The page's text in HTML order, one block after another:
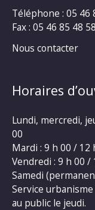
Téléphone : 05 46
Fax : 05 46 85 48 58
Nous contacter
Horaires
Lundi, mercredi,
00
Mardi : 9 h 00 / 12
Vendredi : 9 h 00 /
Samedi
Service
au public le jeudi.